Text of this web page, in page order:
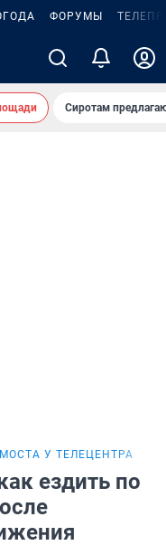
ФОРУМЫ
Сиротам
У ТЕЛЕЦЕНТРА
ездить по